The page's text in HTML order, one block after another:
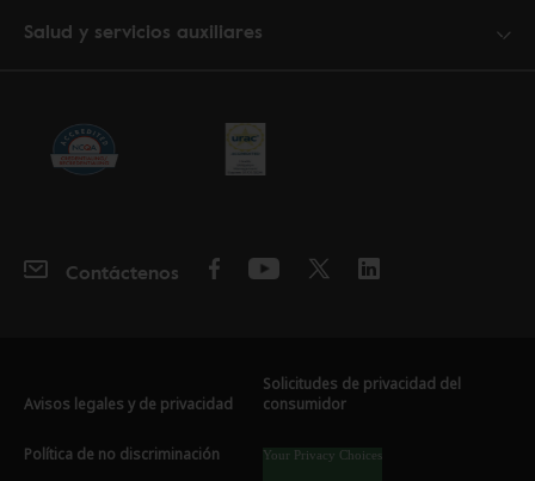
Salud y servicios auxiliares
Contáctenos
Avisos legales y de privacidad
Solicitudes de privacidad del
consumidor
Política de no discriminación Your Privacy Choices